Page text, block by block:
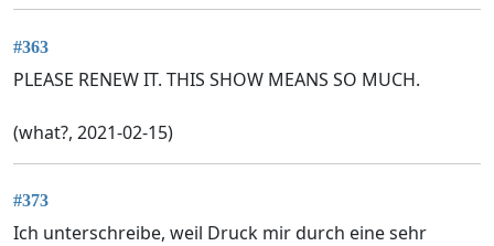
#363
PLEASE RENEW IT. THIS SHOW MEANS SO MUCH.
(what?, 2021-02-15)
#373
Ich unterschreibe, weil Druck mir durch eine sehr